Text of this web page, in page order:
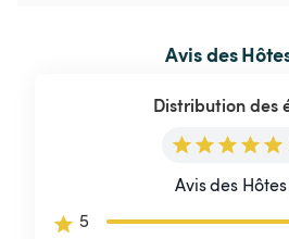
Avis des
Distribution des
Avis des
5